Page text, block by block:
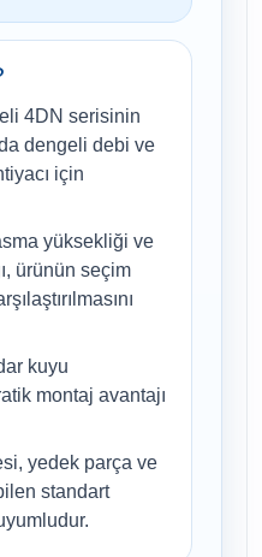
4DN serisinin
dengeli debi ve
için
yüksekliği ve
ürünün seçim
kuyu
montaj avantajı
yedek parça ve
standart